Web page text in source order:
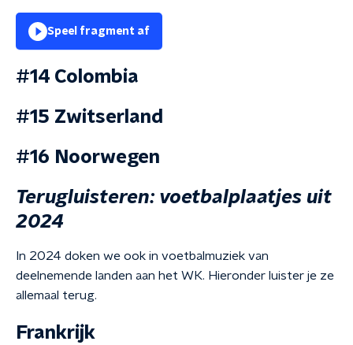
Speel fragment af
#14 Colombia
#15 Zwitserland
#16 Noorwegen
Terugluisteren: voetbalplaatjes uit
2024
In 2024 doken we ook in voetbalmuziek van
deelnemende landen aan het WK. Hieronder luister je ze
allemaal terug.
Frankrijk